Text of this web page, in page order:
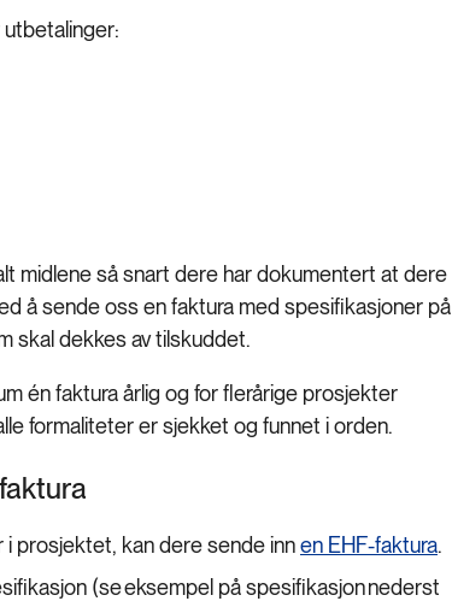
midlene så snart dere har dokumentert at dere
å sende oss en faktura med spesifikasjoner på
skal dekkes av tilskuddet.
én faktura årlig og for flerårige prosjekter
formaliteter er sjekket og funnet i orden.
prosjektet, kan dere sende innen EHF-faktura.
(se eksempel på spesifikasjon nederst